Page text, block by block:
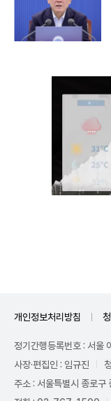
개인정보처리방침
정기간행등록번호 : 서
사장·편집인 : 임규진
주소 : 서울특별시 종로